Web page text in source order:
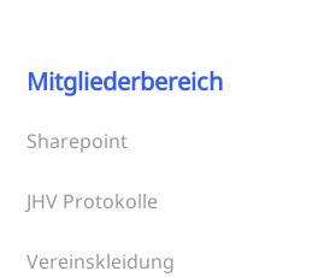
Mitgliederbereich
Sharepoint
JHV Protokolle
Vereinskleidung